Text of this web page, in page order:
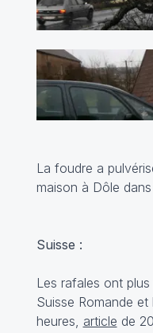
La foudre a
maison à Dôle
Suisse :
Les rafales ont
Suisse Romande et
heures, article de